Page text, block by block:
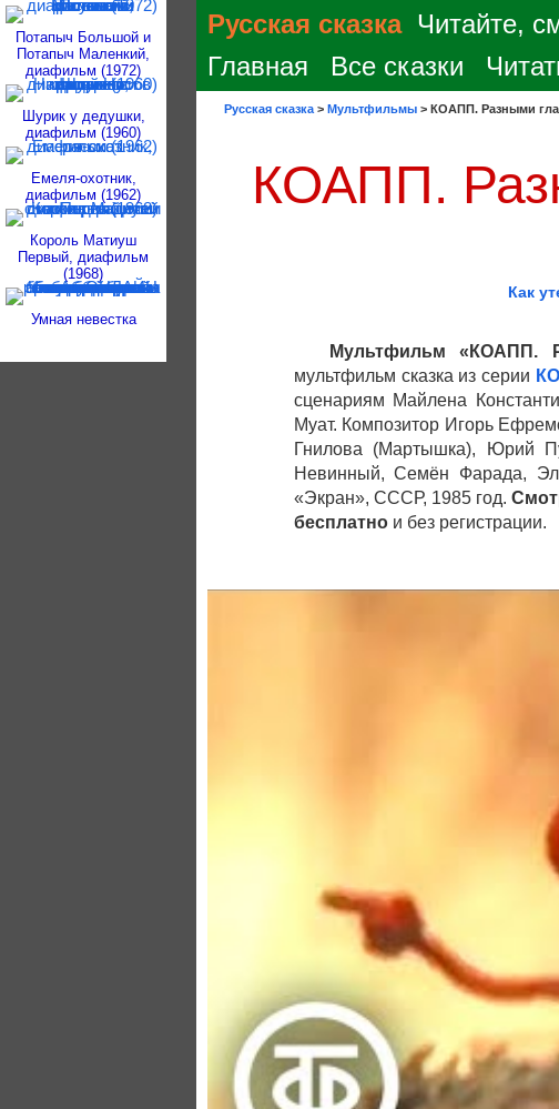
Потапыч Большой и
Потапыч Маленкий,
диафильм (1972)
Шурик у дедушки,
диафильм (1960)
Емеля-охотник,
диафильм (1962)
Король Матиуш
Первый, диафильм
(1968)
Умная невестка
Русская сказка Читайте,
Главная
Все сказки
Русская сказка > Мультфильмы > КОАПП. Разными
КОАПП.
Как
Мультфильм «КОАПП.
мультфильм сказка из серии
сценариям Майлена
Муат. Композитор Игорь
Гнилова (Мартышка), Юрий
Невинный, Семён Фарада,
«Экран», СССР, 1985 год.
бесплатнои без регистрации.